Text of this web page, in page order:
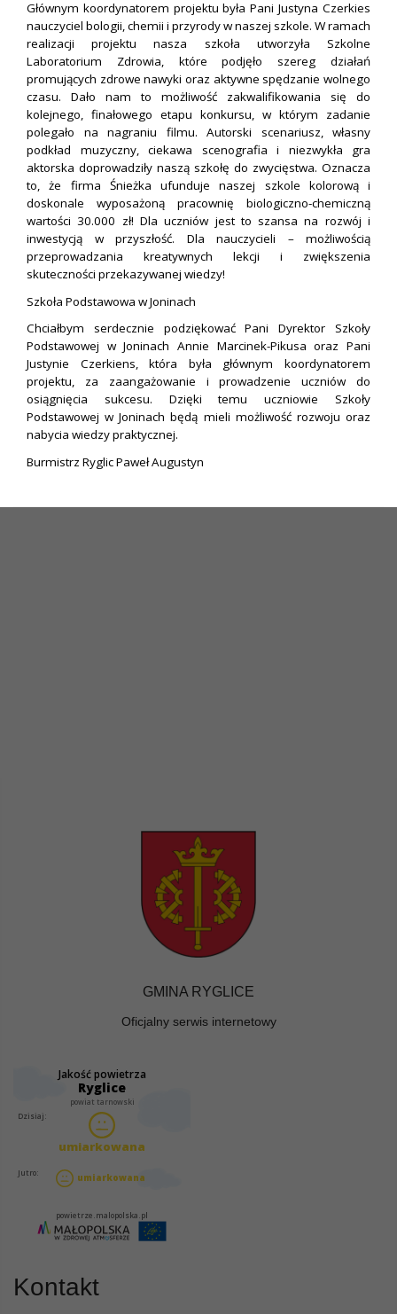
Głównym koordynatorem projektu była Pani Justyna Czerkies
nauczyciel bologii, chemii i przyrody w naszej szkole. W ramach
realizacji projektu nasza szkoła utworzyła Szkolne
Laboratorium Zdrowia, które podjęło szereg działań
promujących zdrowe nawyki oraz aktywne spędzanie wolnego
czasu. Dało nam to możliwość zakwalifikowania się do
kolejnego, finałowego etapu konkursu, w którym zadanie
polegało na nagraniu filmu. Autorski scenariusz, własny
podkład muzyczny, ciekawa scenografia i niezwykła gra
aktorska doprowadziły naszą szkołę do zwycięstwa. Oznacza
to, że firma Śnieżka ufunduje naszej szkole kolorową i
doskonale wyposażoną pracownię biologiczno-chemiczną
wartości 30.000 zł! Dla uczniów jest to szansa na rozwój i
inwestycją w przyszłość. Dla nauczycieli – możliwością
przeprowadzania kreatywnych lekcji i zwiększenia
skuteczności przekazywanej wiedzy!
Szkoła Podstawowa w Joninach
Chciałbym serdecznie podziękować Pani Dyrektor Szkoły
Podstawowej w Joninach Annie Marcinek-Pikusa oraz Pani
Justynie Czerkiens, która była głównym koordynatorem
projektu, za zaangażowanie i prowadzenie uczniów do
osiągnięcia sukcesu. Dzięki temu uczniowie Szkoły
Podstawowej w Joninach będą mieli możliwość rozwoju oraz
nabycia wiedzy praktycznej.
Burmistrz Ryglic Paweł Augustyn
GMINA RYGLICE
Oficjalny serwis internetowy
Kontakt